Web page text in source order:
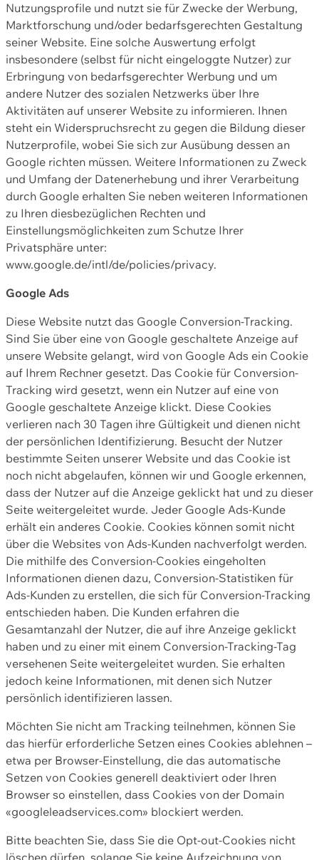
Nutzungsprofile und nutzt sie für Zwecke der Werbung,
Marktforschung und/oder bedarfsgerechten Gestaltung
seiner Website. Eine solche Auswertung erfolgt
insbesondere (selbst für nicht eingeloggte Nutzer) zur
Erbringung von bedarfsgerechter Werbung und um
andere Nutzer des sozialen Netzwerks über Ihre
Aktivitäten auf unserer Website zu informieren. Ihnen
steht ein Widerspruchsrecht zu gegen die Bildung dieser
Nutzerprofile, wobei Sie sich zur Ausübung dessen an
Google richten müssen. Weitere Informationen zu Zweck
und Umfang der Datenerhebung und ihrer Verarbeitung
durch Google erhalten Sie neben weiteren Informationen
zu Ihren diesbezüglichen Rechten und
Einstellungsmöglichkeiten zum Schutze Ihrer
Privatsphäre unter:
www.google.de/intl/de/policies/privacy.
Google Ads
Diese Website nutzt das Google Conversion-Tracking.
Sind Sie über eine von Google geschaltete Anzeige auf
unsere Website gelangt, wird von Google Ads ein Cookie
auf Ihrem Rechner gesetzt. Das Cookie für Conversion-
Tracking wird gesetzt, wenn ein Nutzer auf eine von
Google geschaltete Anzeige klickt. Diese Cookies
verlieren nach 30 Tagen ihre Gültigkeit und dienen nicht
der persönlichen Identifizierung. Besucht der Nutzer
bestimmte Seiten unserer Website und das Cookie ist
noch nicht abgelaufen, können wir und Google erkennen,
dass der Nutzer auf die Anzeige geklickt hat und zu dieser
Seite weitergeleitet wurde. Jeder Google Ads-Kunde
erhält ein anderes Cookie. Cookies können somit nicht
über die Websites von Ads-Kunden nachverfolgt werden.
Die mithilfe des Conversion-Cookies eingeholten
Informationen dienen dazu, Conversion-Statistiken für
Ads-Kunden zu erstellen, die sich für Conversion-Tracking
entschieden haben. Die Kunden erfahren die
Gesamtanzahl der Nutzer, die auf ihre Anzeige geklickt
haben und zu einer mit einem Conversion-Tracking-Tag
versehenen Seite weitergeleitet wurden. Sie erhalten
jedoch keine Informationen, mit denen sich Nutzer
persönlich identifizieren lassen.
Möchten Sie nicht am Tracking teilnehmen, können Sie
das hierfür erforderliche Setzen eines Cookies ablehnen –
etwa per Browser-Einstellung, die das automatische
Setzen von Cookies generell deaktiviert oder Ihren
Browser so einstellen, dass Cookies von der Domain
«googleleadservices.com» blockiert werden.
Bitte beachten Sie, dass Sie die Opt-out-Cookies nicht